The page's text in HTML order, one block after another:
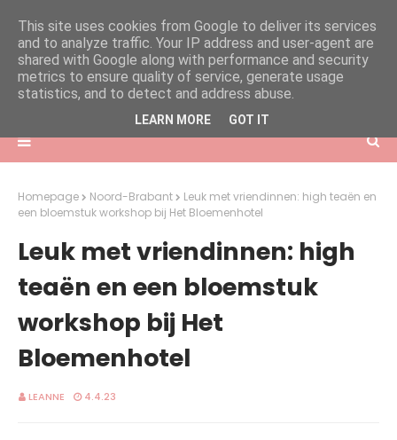
Homepage Noord-Brabant
Leuk met vriendinnen: high teaën en
een bloemstuk workshop bij Het Bloemenhotel
Leuk met vriendinnen: high
teaën en een bloemstuk
workshop bij Het
Bloemenhotel
LEANNE 4.4.23
This site uses cookies from Google to deliver its services
and to analyze traffic. Your IP address and user-agent are
shared with Google along with performance and security
metrics to ensure quality of service, generate usage
statistics, and to detect and address abuse.
LEARN MORE GOT IT